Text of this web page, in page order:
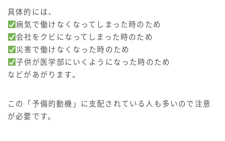
具体的には、
病気で働けなくなってしまった時のため
会社をクビになってしまった時のため
災害で働けなくなった時のため
子供が医学部にいくようになった時のため
などがあがります。
この
「予備的動機」に支配されている人も多いので注意
が必要です。